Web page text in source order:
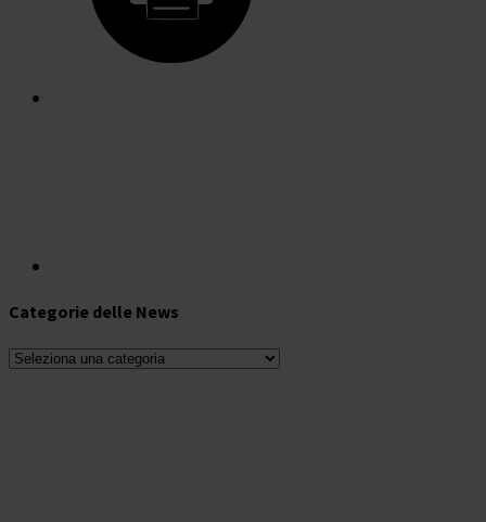
Categorie delle News
Categorie